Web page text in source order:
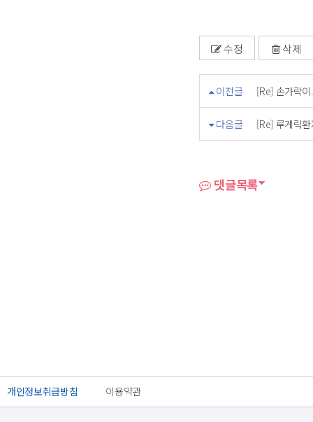
수정 삭제
이전글 [Re] 손가락
다음글 [Re] 루게릭
댓글목록
개인정보취급방침 이용약관